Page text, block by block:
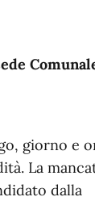
giorno e
La
dalla